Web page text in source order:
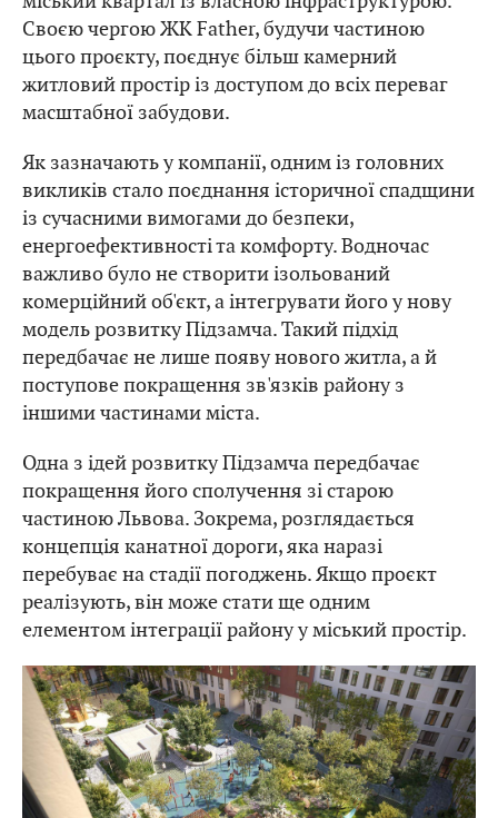
Своєю чергою ЖК Father, будучи частиною
цього проєкту, поєднує більш камерний
житловий простір із доступом до всіх переваг
масштабної забудови.
Як зазначають у компанії, одним із головних
викликів стало поєднання історичної спадщини
із сучасними вимогами до безпеки,
енергоефективності та комфорту. Водночас
важливо було не створити ізольований
комерційний об'єкт, а інтегрувати його у нову
модель розвитку Підзамча. Такий підхід
передбачає не лише появу нового житла, а й
поступове покращення зв'язків району з
іншими частинами міста.
Одна з ідей розвитку Підзамча передбачає
покращення його сполучення зі старою
частиною Львова. Зокрема, розглядається
концепція канатної дороги, яка наразі
перебуває на стадії погоджень. Якщо проєкт
реалізують, він може стати ще одним
елементом інтеграції району у міський простір.